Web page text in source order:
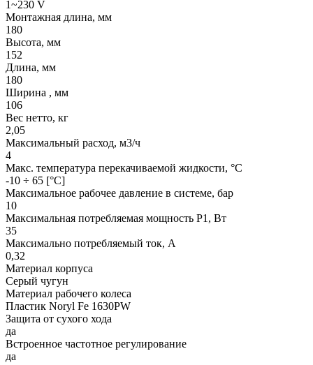
1~230 V
Монтажная длина, мм
180
Высота, мм
152
Длина, мм
180
Ширина , мм
106
Вес нетто, кг
2,05
Максимальный расход, м3/ч
4
Макс. температура перекачиваемой жидкости, °C
-10 ÷ 65 [°C]
Максимальное рабочее давление в системе, бар
10
Максимальная потребляемая мощность Р1, Вт
35
Максимально потребляемый ток, А
0,32
Материал корпуса
Серый чугун
Материал рабочего колеса
Пластик Noryl Fe 1630PW
Защита от сухого хода
да
Встроенное частотное регулирование
да